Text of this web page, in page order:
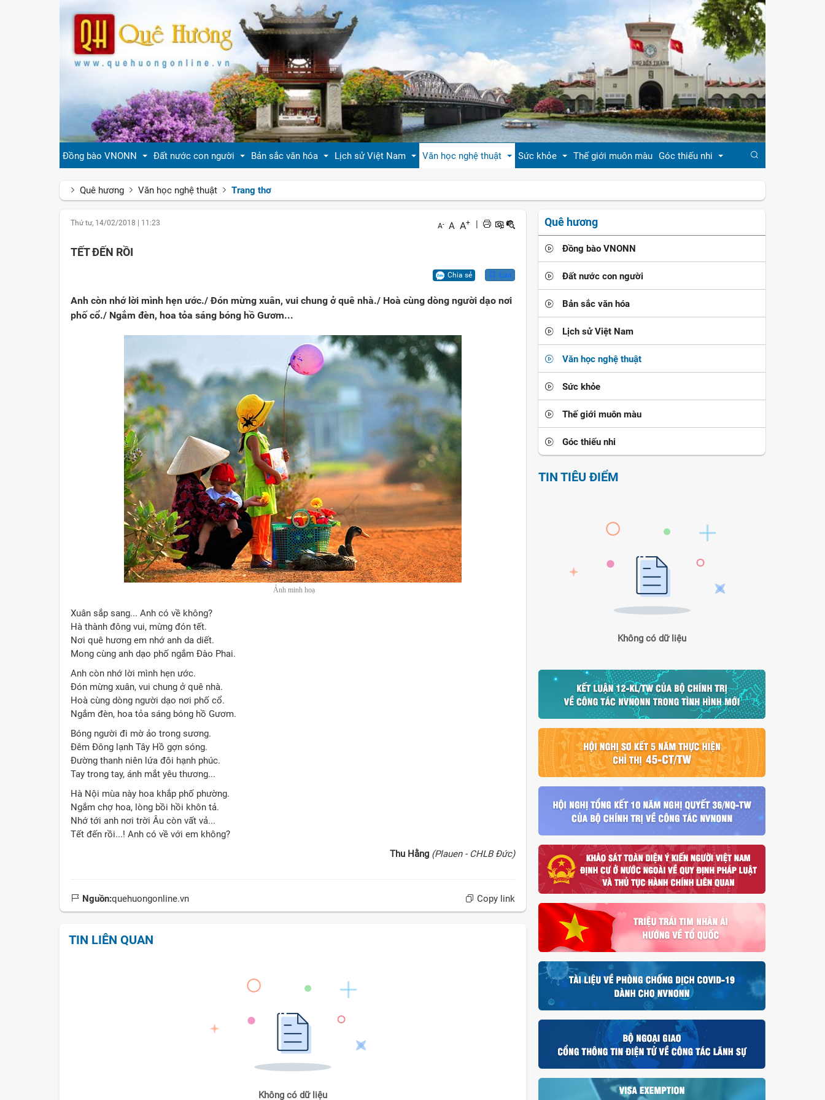
Đồng bào VNONN
Trang văn học nghệ thuật
Đất nước con người
Sự thật và chân lý không thể đảo ngược
Bản sắc văn hóa
Giải thích thành ngữ - tục ngữ
Việt sử giai thoại
Cổ học tinh hoa
Lịch sử Việt Nam Văn học nghệ thuật
Giai thoại Việt Nam
Tiểu thuyết
Sức khỏe
Sống đẹp
Sống khỏe
Làm đẹp
Thế giới muôn màu Góc thiếu nhi
Ca dao - tục ngữ
Đồng dao
Quê hương Văn học nghệ thuật Trang thơ
Thứ tư, 14/02/2018 11:23 A- A A+
TẾT ĐẾN RỒI
Chia sẻ Lưu
Anh còn nhớ lời mình hẹn ước./ Đón mừng xuân, vui chung ở quê nhà./ Hoà cùng dòng người dạo nơi
phố cổ./ Ngắm đèn, hoa tỏa sáng bóng hồ Gươm...
Ảnh minh hoạ
Xuân sắp sang... Anh có về không?
Hà thành đông vui, mừng đón tết.
Nơi quê hương em nhớ anh da diết.
Mong cùng anh dạo phố ngắm Đào Phai.
Anh còn nhớ lời mình hẹn ước.
Đón mừng xuân, vui chung ở quê nhà.
Hoà cùng dòng người dạo nơi phố cổ.
Ngắm đèn, hoa tỏa sáng bóng hồ Gươm.
Bóng người đi mờ ảo trong sương.
Đêm Đông lạnh Tây Hồ gợn sóng.
Đường thanh niên lứa đôi hạnh phúc.
Tay trong tay, ánh mắt yêu thương...
Hà Nội mùa này hoa khắp phố phường.
Ngắm chợ hoa, lòng bồi hồi khôn tả.
Nhớ tới anh nơi trời Âu còn vất vả...
Tết đến rồi...! Anh có về với em không?
Thu Hằng (Plauen - CHLB Đức)
Nguồn:quehuongonline.vn Copy link
TIN LIÊN QUAN
Không có dữ liệu
Quê hương
Đồng bào VNONN
Đất nước con người
Bản sắc văn hóa
Lịch sử Việt Nam
Văn học nghệ thuật
Sức khỏe
Thế giới muôn màu
Góc thiếu nhi
TIN TIÊU ĐIỂM
Không có dữ liệu